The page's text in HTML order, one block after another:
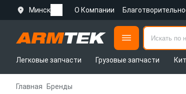
Минск О Компании
Легковые запчасти
Грузовые запчасти
Главная Бренды